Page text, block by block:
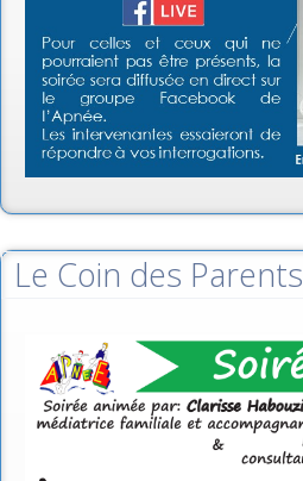
Le Coin des Parents